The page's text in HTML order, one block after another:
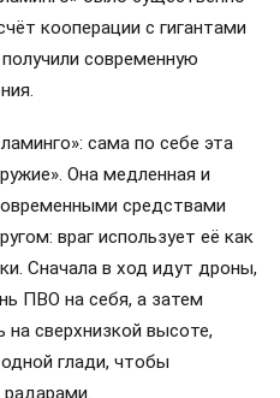
кооперации с гигантами
современную
сама по себе эта
Она медленная и
средствами
враг использует её как
Сначала в ход идут дроны,
ПВО на себя, а затем
на сверхнизкой высоте,
глади, чтобы